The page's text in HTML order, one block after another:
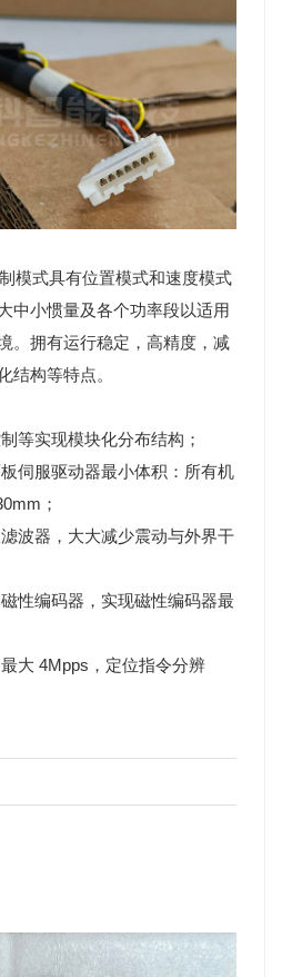
式具有位置模式和速度模式
中小惯量及各个功率段以适用
。拥有运行稳定，高精度，减
结构等特点。
等实现模块化分布结构；
伺服驱动器最小体积：所有机
；
波器，大大减少震动与外界干
性编码器，实现磁性编码器最
大 4Mpps，定位指令分辨